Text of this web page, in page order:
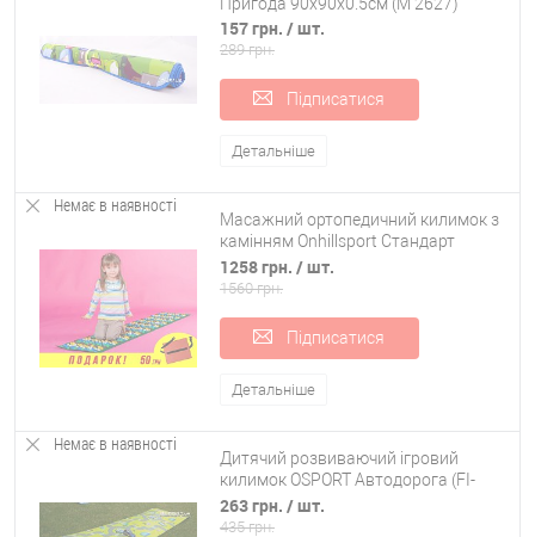
Пригода 90х90х0.5см (M 2627)
157 грн. / шт.
289 грн.
Підписатися
Детальніше
Немає в наявності
Масажний ортопедичний килимок з
камінням Onhillsport Стандарт
200*40см (MS-1269)
1258 грн. / шт.
1560 грн.
Підписатися
Детальніше
Немає в наявності
Дитячий розвиваючий ігровий
килимок OSPORT Автодорога (FI-
0053)
263 грн. / шт.
435 грн.